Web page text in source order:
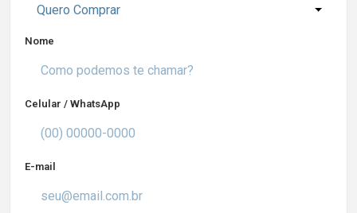
Quero Comprar
Nome
Celular / WhatsApp
E-mail